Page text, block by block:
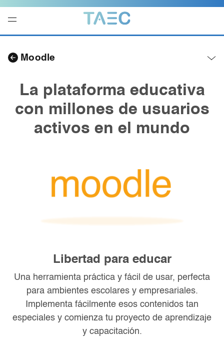
Moodle
local
La plataforma educativa
con millones de usuarios
activos en el mundo
Libertad para educar
Una herramienta práctica y fácil de usar, perfecta
para ambientes escolares y empresariales.
Implementa fácilmente esos contenidos tan
especiales y comienza tu proyecto de aprendizaje
y capacitación.